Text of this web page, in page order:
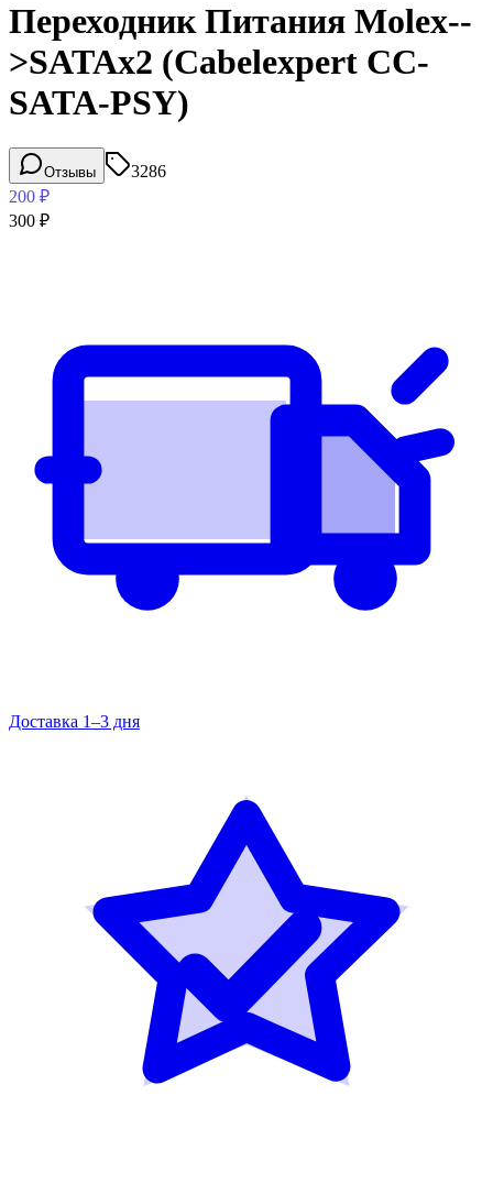
Переходник Питания Molex--
>SATAx2 (Cabelexpert CC-
SATA-PSY)
Отзывы
3286
200 ₽
300 ₽
Доставка 1–3 дня